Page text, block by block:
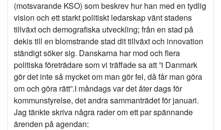
(motsvarande KSO) som beskrev hur han med en tydlig
vision och ett starkt politiskt ledarskap vänt stadens
tillväxt och demografiska utveckling; från en stad på
dekis till en blomstrande stad dit tillväxt och innovation
ständigt söker sig. Danskarna har mod och flera
politiska företrädare som vi träffade sa att ”i Danmark
gör det inte så mycket om man gör fel, då får man göra
om och göra rätt”.I måndags var det åter dags för
kommunstyrelse, det andra sammanträdet för januari.
Jag tänkte skriva några rader om ett par spännande
ärenden på agendan: